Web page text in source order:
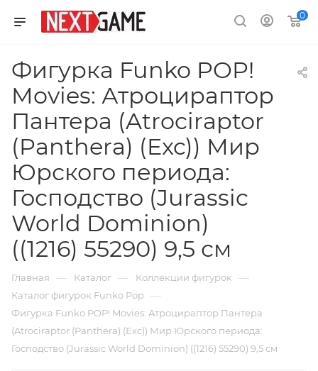
0
Фигурка Funko POP!
Movies: Атроцираптор
Пантера (Atrociraptor
(Panthera) (Exc)) Мир
Юрского периода:
Господство (Jurassic
World Dominion)
((1216) 55290) 9,5 см
Главная — Каталог — Коллекции фигурок —
Каталог фигурок Funko Pop —
Фигурка Funko POP! Movies: Атроцираптор Пантера
(Atrociraptor (Panthera) (Exc)) Мир Юрского периода:
Господство (Jurassic World Dominion) ((1216) 55290) 9,5 см